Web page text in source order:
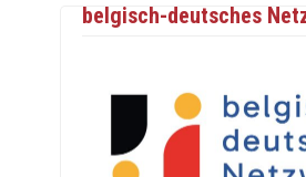
belgisch-deutsches